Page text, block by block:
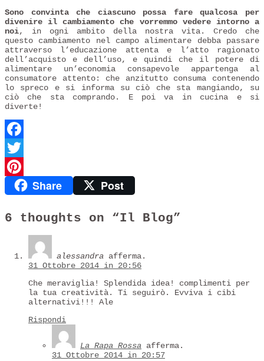
Sono convinta che ciascuno possa fare qualcosa per
divenire il cambiamento che vorremmo vedere intorno a
noi, in ogni ambito della nostra vita. Credo che
questo cambiamento nel campo alimentare debba passare
attraverso l’educazione attenta e l’atto ragionato
dell’acquisto e dell’uso, e quindi che il potere di
alimentare un’economia consapevole appartenga al
consumatore attento: che anzitutto consuma contenendo
lo spreco e si informa su ciò che sta mangiando, su
ciò che sta comprando. E poi va in cucina e si
diverte!
Facebook
Twitter
PinterestShare Post
6 thoughts on “Il Blog”
alessandra afferma.
31 Ottobre 2014 in 20:56
Che meraviglia! Splendida idea! complimenti per
la tua creatività. Ti seguirò. Evviva i cibi
alternativi!!! Ale
Rispondi
La Rapa Rossa afferma.
31 Ottobre 2014 in 20:57